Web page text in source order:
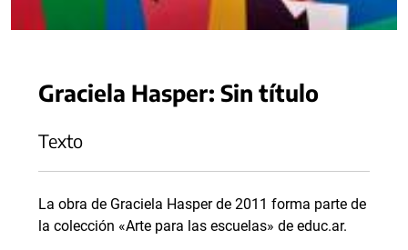
Graciela Hasper: Sin título
Texto
La obra de Graciela Hasper de 2011 forma parte de
la colección «Arte para las escuelas» de educ.ar.